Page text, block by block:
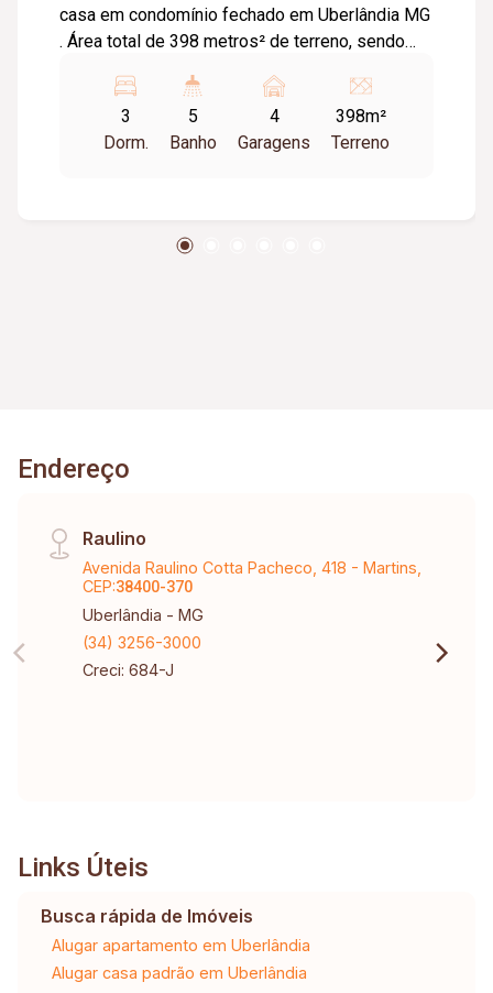
casa em condomínio fechado em Uberlândia MG
. Área total de 398 metros² de terreno, sendo
suítes, sendo uma suíte máster; 1 Quarto
reversível a 4° suíte; Sala em 2 ambientes com
pé direito duplo; Escritório; Cozinha técnica ;
descobertas; Paisagismo e jardim completo;
Deca. Teto rebaixado com gesso e iluminação
em led. Cubas esculpidas e Deca. Iluminação
3
Dorm.
5
Banho
4
Garagens
398m²
Terreno
Endereço
Raulino
Avenida Raulino Cotta Pacheco, 418 - Martins,
CEP:38400-370
Uberlândia - MG
(34) 3256-3000
Creci: 684-J
Links Úteis
Busca rápida de Imóveis
Alugar apartamento em Uberlândia
Alugar casa padrão em Uberlândia